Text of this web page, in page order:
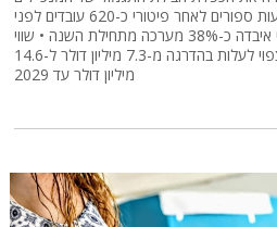
המשותפים רועי מן וערן זינמן, שבועות ספורים לאחר פיטורי כ-620 עובדים לפני
כשבועיים, ולאחר שמניית מאנדיי איבדה כ-38% מערכה מתחילת השנה • שווי
חבילת השכר של כל אחד מהם צפוי לעלות בהדרגה מ-7.3 מיליון דולר ל-14.6
מיליון דולר עד 2029